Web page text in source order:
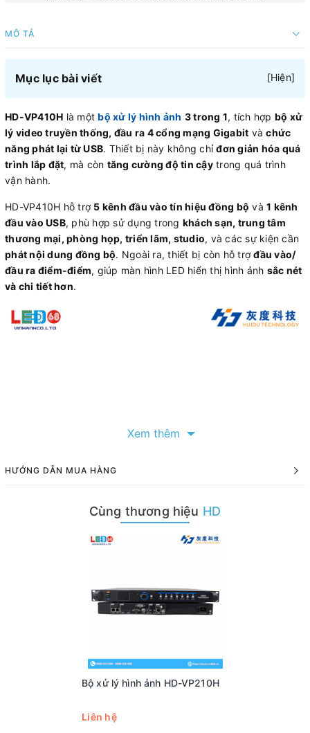
MÔ TẢ
Mục lục bài viết [Hiện]
HD-VP410H là mộtbộ xử lý hình ảnh 3 trong 1, tích hợp bộ xử
lý video truyền thống, đầu ra 4 cổng mạng Gigabit vàchức
năng phát lại từ USB. Thiết bị này không chỉđơn giản hóa quá
trình lắp đặt, mà còn tăng cường độ tin cậytrong quá trình
vận hành.
HD-VP410H hỗ trợ 5 kênh đầu vào tín hiệu đồng bộ và 1 kênh
đầu vào USB, phù hợp sử dụng trong khách sạn, trung tâm
thương mại, phòng họp, triển lãm, studio, và các sự kiện cần
phát nội dung đồng bộ. Ngoài ra, thiết bị còn hỗ trợđầu vào/
đầu ra điểm-điểm, giúp màn hình LED hiển thị hình ảnh sắc nét
và chi tiết hơn.
2 kênh HDMI, 1 kênh DVI, 1 kênh VGA và 1 kênh CVBS
có thể chuyển đổi linh hoạt.
dạng phổ biến trong thư mục gốc của USB, hỗ trợ phát video
Xem thêm
HƯỚNG DẪN MUA HÀNG
Cùng thương hiệu HD
Bộ xử lý hình ảnh HD-VP210H
Liên hệ